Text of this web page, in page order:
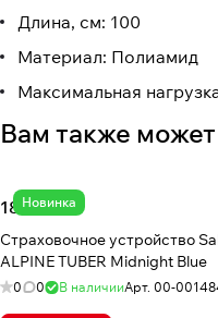
Длина, см: 100
Материал: Полиамид
Максимальная
Вам также
Новинка
18 871 ₸
Страховочное устройство
ALPINE TUBER Midnight Blue
0 0 В наличииАрт. 00-